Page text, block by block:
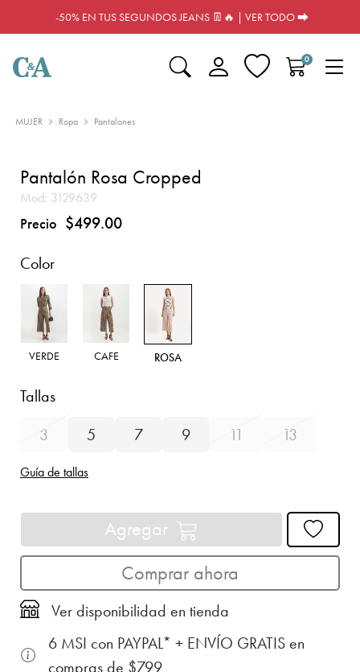
-50% EN TUS SEGUNDOS JEANS 👖🔥 | VER TODO ⮕
0
MUJER Ropa Pantalones
Pantalón Rosa Cropped
Mod: 3129639
Precio $499.00
Color
VERDE CAFE ROSA
Tallas
3
5 7 9 11 13
Guía de tallas
Agregar
Comprar ahora
Ver disponibilidad en tienda
6 MSI con PAYPAL* + ENVÍO GRATIS en
compras de $799